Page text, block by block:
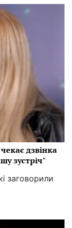
дзвінка
зустріч"
заговорили